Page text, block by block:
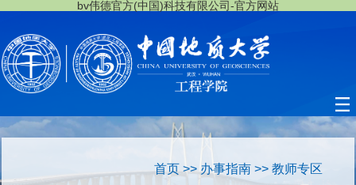
bv伟德官方(中国)科技有限公司-官方网站
首页 >> 办事指南 >> 教师专区